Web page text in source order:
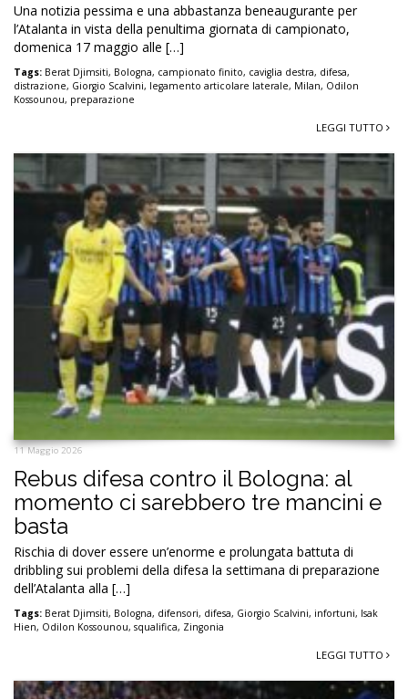
Una notizia pessima e una abbastanza beneaugurante per
l’Atalanta in vista della penultima giornata di campionato,
domenica 17 maggio alle […]
Tags: Berat Djimsiti, Bologna, campionato finito, caviglia destra, difesa,
distrazione, Giorgio Scalvini, legamento articolare laterale, Milan, Odilon
Kossounou, preparazione
LEGGI TUTTO
11 Maggio 2026
Rebus difesa contro il Bologna: al
momento ci sarebbero tre mancini e
basta
Rischia di dover essere un’enorme e prolungata battuta di
dribbling sui problemi della difesa la settimana di preparazione
dell’Atalanta alla […]
Tags: Berat Djimsiti, Bologna, difensori, difesa, Giorgio Scalvini, infortuni, Isak
Hien, Odilon Kossounou, squalifica, Zingonia
LEGGI TUTTO